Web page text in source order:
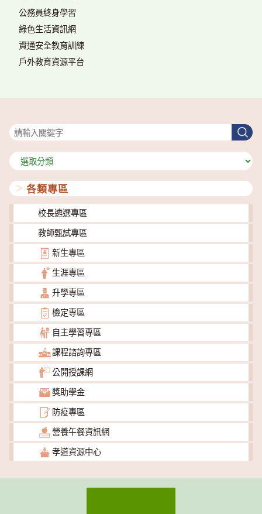
公務員終身學習
綠色生活資訊網
資通安全教育訓練
戶外教育資源平台
搜
尋
分
類
各類專區
校長遴選專區
教師甄試專區
新生專區
生涯專區
升學專區
檢定專區
自主學習專區
課程諮詢專區
公開授課網
獎助學金
防疫專區
營養午餐資訊網
孝道資源中心